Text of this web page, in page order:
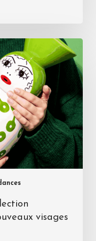
visages